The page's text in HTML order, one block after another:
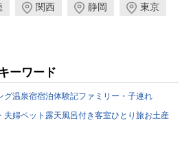
関西 静岡 東京
ーワード
グ温泉宿宿泊体験記ファミリー・子連れ
夫婦ペット 露天風呂付き客室ひとり旅お土産